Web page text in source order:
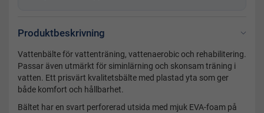
Produktbeskrivning
Vattenbälte för vattenträning, vattenaerobic och rehabilitering.
Passar även utmärkt för siminlärning och skonsam träning i
vatten. Ett prisvärt kvalitetsbälte med plastad yta som ger
både komfort och hållbarhet.
Bältet har en svart perforerad utsida med mjuk EVA-foam på